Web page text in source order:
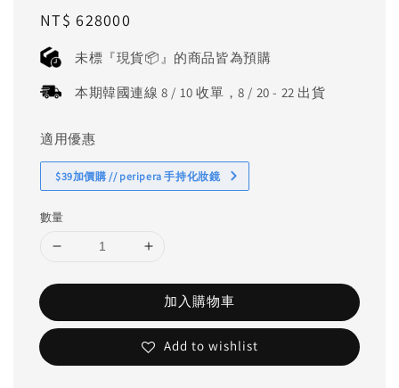
Regular
price
NT$ 628000
未標『現貨📦』的商品皆為預購
本期韓國連線 8 / 10 收單，8 / 20 - 22 出貨
適用優惠
$39加價購 // peripera 手持化妝鏡
數量
加入購物車
Add to wishlist